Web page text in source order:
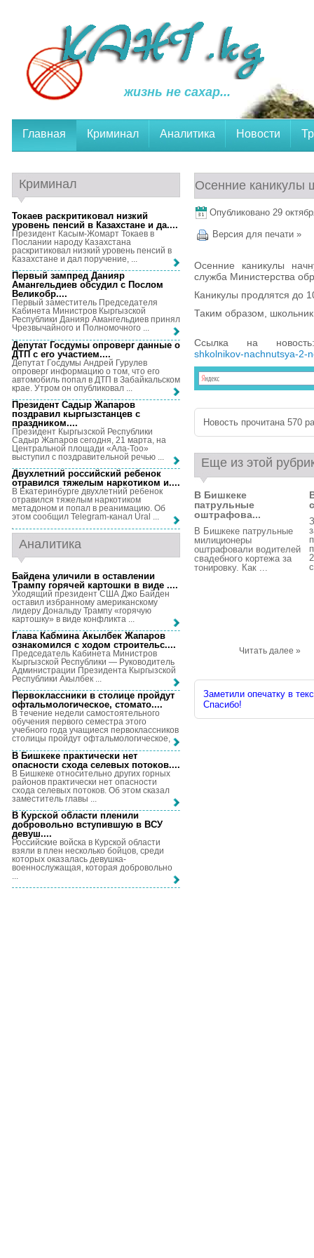
жизнь не сахар...
Главная Криминал Аналитика Новости
Осенние каникулы
Опубликовано 29
Версия для печати »
Осенние каникулы
служба Министерства
Каникулы продлятся до
Таким образом,
Ссылка на
shkolnikov-nachnutsya-2-
Новость прочитана 570
Еще из этой
В Бишкеке
патрульные
оштрафова...
В Бишкеке патрульные
милиционеры
оштрафовали водителей
свадебного кортежа за
тонировку. Как ...
Читать далее »
Заметили опечатку в
Спасибо!
Криминал
Токаев раскритиковал низкий
уровень пенсий в Казахстане и да....
Президент Касым-Жомарт Токаев в
Послании народу Казахстана
раскритиковал низкий уровень пенсий в
Казахстане и дал поручение, ...
Первый зампред Данияр
Амангельдиев обсудил с Послом
Великобр....
Первый заместитель Председателя
Кабинета Министров Кыргызской
Республики Данияр Амангельдиев принял
Чрезвычайного и Полномочного ...
Депутат Госдумы опроверг данные о
ДТП с его участием....
Депутат Госдумы Андрей Гурулев
опроверг информацию о том, что его
автомобиль попал в ДТП в Забайкальском
крае. Утром он опубликовал ...
Президент Садыр Жапаров
поздравил кыргызстанцев с
праздником....
Президент Кыргызской Республики
Садыр Жапаров сегодня, 21 марта, на
Центральной площади «Ала-Тоо»
выступил с поздравительной речью ...
Двухлетний российский ребенок
отравился тяжелым наркотиком и....
В Екатеринбурге двухлетний ребенок
отравился тяжелым наркотиком
метадоном и попал в реанимацию. Об
этом сообщил Telegram-канал Ural ...
Аналитика
Байдена уличили в оставлении
Трампу горячей картошки в виде ....
Уходящий президент США Джо Байден
оставил избранному американскому
лидеру Дональду Трампу «горячую
картошку» в виде конфликта ...
Глава Кабмина Акылбек Жапаров
ознакомился с ходом строительс....
Председатель Кабинета Министров
Кыргызской Республики — Руководитель
Администрации Президента Кыргызской
Республики Акылбек ...
Первоклассники в столице пройдут
офтальмологическое, стомато....
В течение недели самостоятельного
обучения первого семестра этого
учебного года учащиеся первоклассников
столицы пройдут офтальмологическое, ...
В Бишкеке практически нет
опасности схода селевых потоков....
В Бишкеке относительно других горных
районов практически нет опасности
схода селевых потоков. Об этом сказал
заместитель главы ...
В Курской области пленили
добровольно вступившую в ВСУ
девуш....
Российские войска в Курской области
взяли в плен несколько бойцов, среди
которых оказалась девушка-
военнослужащая, которая добровольно
...